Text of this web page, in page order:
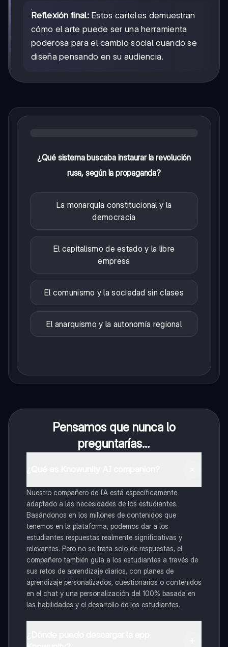
Reflexión final:Estos carteles demuestran
cómo el arte puede ser una herramienta
poderosa para el cambio social cuando se
diseña pensando en su audiencia.
¿Qué sistema buscaba instaurar la revolución
rusa, según la propaganda?
La monarquía constitucional y la
democracia
El capitalismo de estado y la libre
empresa
El comunismo y la sociedad sin clases
El anarquismo y la autonomía regional
Pensamos que nunca lo
preguntarías...
Nuestro compañero de IA está específicamente
adaptado a las necesidades de los estudiantes.
Basándonos en los millones de contenidos que
tenemos en la plataforma, podemos dar a los
estudiantes respuestas realmente significativas y
relevantes. Pero no se trata solo de respuestas, el
compañero también guía a los estudiantes a través de
sus retos de aprendizaje diarios, con planes de
aprendizaje personalizados, cuestionarios o contenidos
en el chat y una personalización del 100% basada en
las habilidades y el desarrollo de los estudiantes.